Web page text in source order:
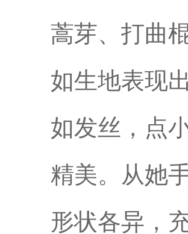
蒿芽、打曲
如生地表现
如发丝，点
精美。从她
形状各异，